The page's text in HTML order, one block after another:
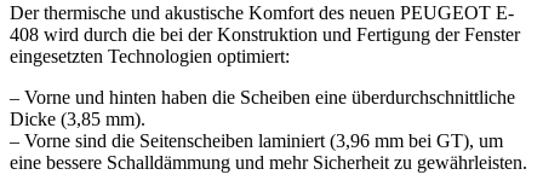
Der thermische und akustische Komfort des neuen PEUGEOT E-
408 wird durch die bei der Konstruktion und Fertigung der Fenster
eingesetzten Technologien optimiert:
– Vorne und hinten haben die Scheiben eine überdurchschnittliche
Dicke (3,85 mm).
– Vorne sind die Seitenscheiben laminiert (3,96 mm bei GT), um
eine bessere Schalldämmung und mehr Sicherheit zu gewährleisten.